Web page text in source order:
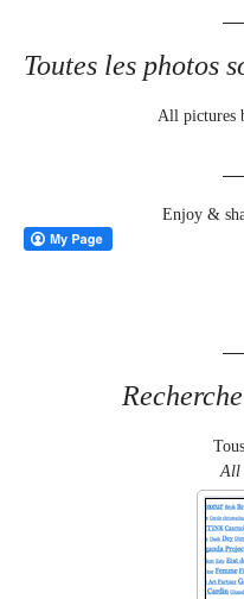
Toutes les photos
All pictures
Enjoy &
All